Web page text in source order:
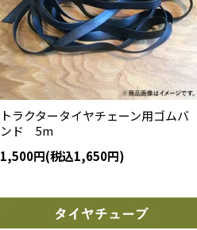
トラクタータイヤチェーン用ゴムバ
ンド 5m
1,500円(税込1,650円)